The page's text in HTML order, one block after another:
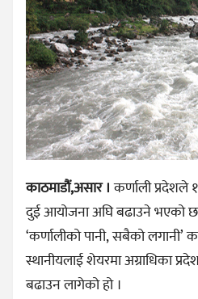
काठमाडौं,असार ।कर्णाली प्रदेशले
दुई आयोजना अघि बढाउने भएको छ
‘कर्णालीको पानी, सबैको लगानी’
स्थानीयलाई शेयरमा अग्राधिका
बढाउन लागेको हो ।